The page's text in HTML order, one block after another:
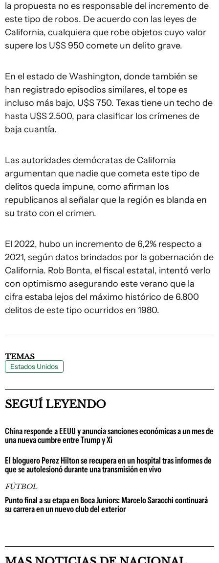
la propuesta no es responsable del incremento de
este tipo de robos. De acuerdo con las leyes de
California, cualquiera que robe objetos cuyo valor
supere los U$S 950 comete un delito grave.
En el estado de Washington, donde también se
han registrado episodios similares, el tope es
incluso más bajo, U$S 750. Texas tiene un techo de
hasta U$S 2.500, para clasificar los crímenes de
baja cuantía.
Las autoridades demócratas de California
argumentan que nadie que cometa este tipo de
delitos queda impune, como afirman los
republicanos al señalar que la región es blanda en
su trato con el crimen.
El 2022, hubo un incremento de 6,2% respecto a
2021, según datos brindados por la gobernación de
California. Rob Bonta, el fiscal estatal, intentó verlo
con optimismo asegurando este verano que la
cifra estaba lejos del máximo histórico de 6.800
delitos de este tipo ocurridos en 1980.
TEMAS
Estados Unidos
SEGUÍ LEYENDO
China responde a EEUU y anuncia sanciones económicas a un mes de
una nueva cumbre entre Trump y Xi
El bloguero Perez Hilton se recupera en un hospital tras informes de
que se autolesionó durante una transmisión en vivo
FÚTBOL
Punto final a su etapa en Boca Juniors: Marcelo Saracchi continuará
su carrera en un nuevo club del exterior